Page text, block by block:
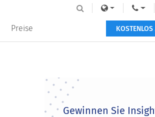
Preise
Primary
Sidebar
Gewinnen Sie